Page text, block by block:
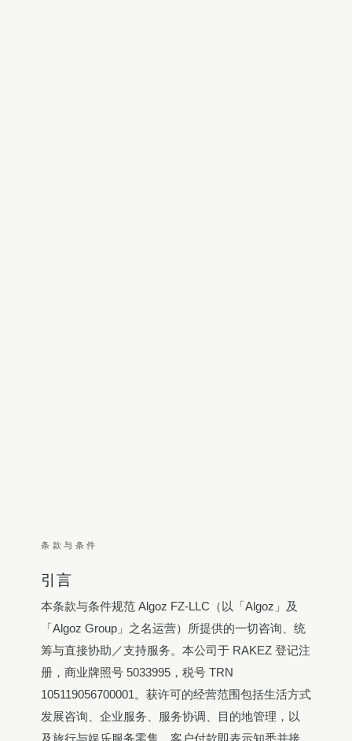
条款与条件
引言
本条款与条件规范 Algoz FZ-LLC（以「Algoz」及
「Algoz Group」之名运营）所提供的一切咨询、统
筹与直接协助／支持服务。本公司于 RAKEZ 登记注
册，商业牌照号 5033995，税号 TRN
105119056700001。获许可的经营范围包括生活方式
发展咨询、企业服务、服务协调、目的地管理，以
及旅行与娱乐服务零售。客户付款即表示知悉并接